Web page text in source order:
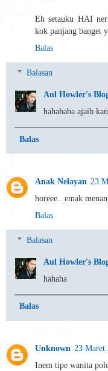
Eh setauku HAI
kok panjang banget
Balas
Balasan
Aul Howler's
hahahaha ajaib kan
Balas
Anak Nelayan 23
horeee.. emak
Balas
Balasan
Aul Howler's
hahaha
Balas
Unknown 23 Maret
Inem tipe wanita